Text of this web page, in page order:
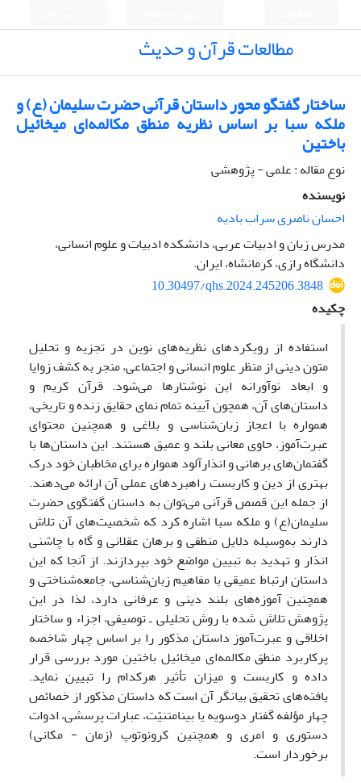
مطالعات قرآن و حدیث
ساختار گفتگو محور داستان قرآنی حضرت سلیمان (ع) و
ملکه سبا بر اساس نظریه منطق مکالمه‌ای میخائیل
باختین
نوع مقاله : علمی - پژوهشی
نویسنده
احسان ناصری سراب بادیه
مدرس زبان و ادبیات عربی، دانشکده ادبیات و علوم انسانی،
دانشگاه رازی، کرمانشاه، ایران.
10.30497/qhs.2024.245206.3848
چکیده
استفاده از رویکردهای نظریه‌های نوین در تجزیه ‌و تحلیل
متون دینی از منظر علوم­ انسانی ­و اجتماعی، منجر به کشف زوایا
و ابعاد نوآورانه این نوشتارها می‌شود. قرآن کریم و
داستان‌های آن، همچون آیینه تمام نمای حقایق زنده و تاریخی،
همواره با اعجاز زبان‌شناسی و بلاغی و همچنین محتوای
عبرت‌آموز، حاوی معانی بلند و عمیق هستند. این داستان‌ها با
گفتمان‌های برهانی و انذارآلود همواره برای مخاطبان خود درک
بهتری از دین و کاربست راهبردهای عملی آن ارائه می‌دهند.
از جمله این قصص قرآنی می‌توان به داستان‌ گفتگوی حضرت
سلیمان(ع) و ملکه سبا اشاره کرد که شخصیت‌های آن تلاش
دارند به‌وسیله دلایل منطقی و برهان عقلانی و گاه با چاشنی
انذار و تهدید به تبیین مواضع خود بپردازند. از آنجا که این
داستان ارتباط عمیقی با مفاهیم زبان‌شناسی، جامعه‌شناختی و
همچنین آموزه‌های بلند دینی و عرفانی دارد، لذا در این
پژوهش تلاش شده با روش تحلیلی ـ توصیفی، اجزاء و ساختار
اخلاقی و عبرت‌آموز داستان مذکور را بر اساس چهار شاخصه
پرکاربرد منطق ­مکالمه‌ای میخائیل باختین مورد بررسی قرار
داده و کاربست و میزان تأثیر هرکدام را تبیین نماید.
یافته‌های تحقیق بیانگر آن است که داستان مذکور از خصائص
چهار مؤلفه گفتار دوسویه یا بینامتنیّت، عبارات پرسشی، ادوات
­دستوری و امری و همچنین کرونوتوپ (زمان - مکانی)
برخوردار است.